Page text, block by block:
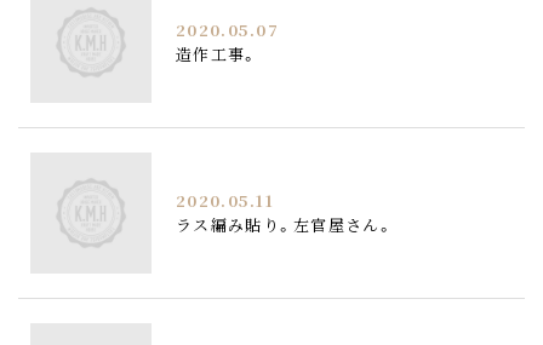
2020.05.07
造作工事。
2020.05.11
ラス編み貼り。左官屋さん。